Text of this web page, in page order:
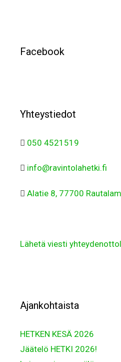
Facebook
Yhteystiedot
050 4521519
info@ravintolahetki.fi
Alatie 8, 77700
Lähetä viesti
Ajankohtaista
HETKEN KESÄ 2026
Jäätelö HETKI 2026!